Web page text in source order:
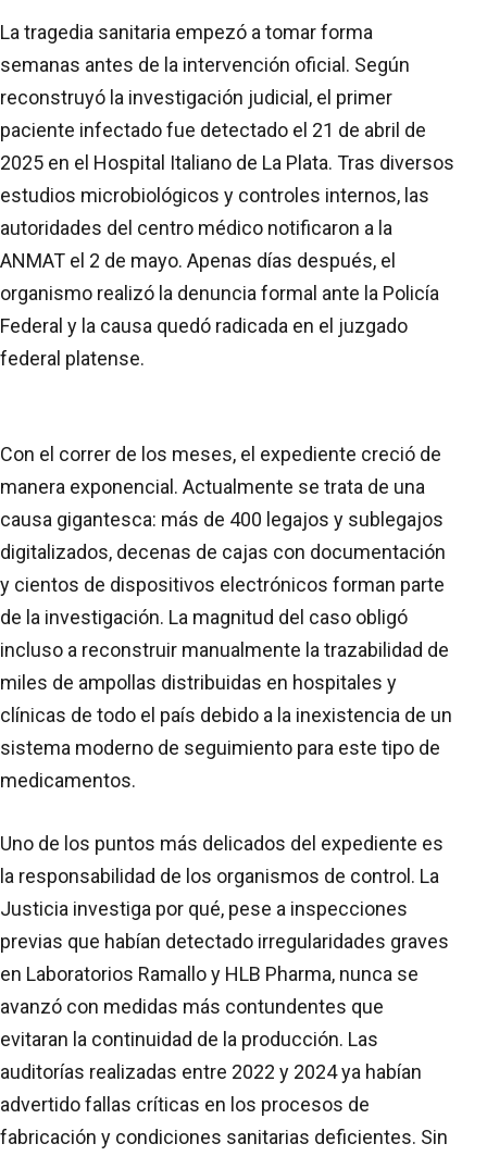
La tragedia sanitaria empezó a tomar forma
semanas antes de la intervención oficial. Según
reconstruyó la investigación judicial, el primer
paciente infectado fue detectado el 21 de abril de
2025 en el Hospital Italiano de La Plata. Tras diversos
estudios microbiológicos y controles internos, las
autoridades del centro médico notificaron a la
ANMAT el 2 de mayo. Apenas días después, el
organismo realizó la denuncia formal ante la Policía
Federal y la causa quedó radicada en el juzgado
federal platense.
Con el correr de los meses, el expediente creció de
manera exponencial. Actualmente se trata de una
causa gigantesca: más de 400 legajos y sublegajos
digitalizados, decenas de cajas con documentación
y cientos de dispositivos electrónicos forman parte
de la investigación. La magnitud del caso obligó
incluso a reconstruir manualmente la trazabilidad de
miles de ampollas distribuidas en hospitales y
clínicas de todo el país debido a la inexistencia de un
sistema moderno de seguimiento para este tipo de
medicamentos.
Uno de los puntos más delicados del expediente es
la responsabilidad de los organismos de control. La
Justicia investiga por qué, pese a inspecciones
previas que habían detectado irregularidades graves
en Laboratorios Ramallo y HLB Pharma, nunca se
avanzó con medidas más contundentes que
evitaran la continuidad de la producción. Las
auditorías realizadas entre 2022 y 2024 ya habían
advertido fallas críticas en los procesos de
fabricación y condiciones sanitarias deficientes. Sin